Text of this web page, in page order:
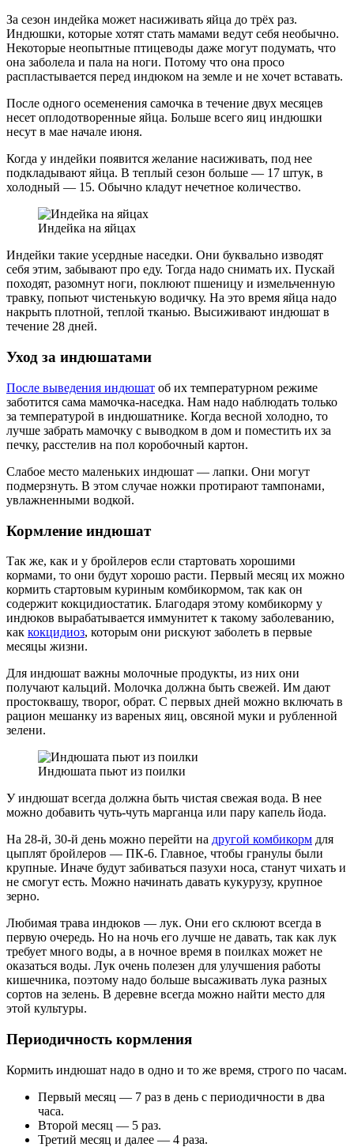
За сезон индейка может насиживать яйца до трёх раз.
Индюшки, которые хотят стать мамами ведут себя необычно.
Некоторые неопытные птицеводы даже могут подумать, что
она заболела и пала на ноги. Потому что она просо
распластывается перед индюком на земле и не хочет вставать.
После одного осеменения самочка в течение двух месяцев
несет оплодотворенные яйца. Больше всего яиц индюшки
несут в мае начале июня.
Когда у индейки появится желание насиживать, под нее
подкладывают яйца. В теплый сезон больше — 17 штук, в
холодный — 15. Обычно кладут нечетное количество.
Индейка на яйцах
Индейки такие усердные наседки. Они буквально изводят
себя этим, забывают про еду. Тогда надо снимать их. Пускай
походят, разомнут ноги, поклюют пшеницу и измельченную
травку, попьют чистенькую водичку. На это время яйца надо
накрыть плотной, теплой тканью. Высиживают индюшат в
течение 28 дней.
Уход за индюшатами
После выведения индюшат об их температурном режиме
заботится сама мамочка-наседка. Нам надо наблюдать только
за температурой в индюшатнике. Когда весной холодно, то
лучше забрать мамочку с выводком в дом и поместить их за
печку, расстелив на пол коробочный картон.
Слабое место маленьких индюшат — лапки. Они могут
подмерзнуть. В этом случае ножки протирают тампонами,
увлажненными водкой.
Кормление индюшат
Так же, как и у бройлеров если стартовать хорошими
кормами, то они будут хорошо расти. Первый месяц их можно
кормить стартовым куриным комбикормом, так как он
содержит кокцидиостатик. Благодаря этому комбикорму у
индюков вырабатывается иммунитет к такому заболеванию,
как кокцидиоз, которым они рискуют заболеть в первые
месяцы жизни.
Для индюшат важны молочные продукты, из них они
получают кальций. Молочка должна быть свежей. Им дают
простоквашу, творог, обрат. С первых дней можно включать в
рацион мешанку из вареных яиц, овсяной муки и рубленной
зелени.
Индюшата пьют из поилки
У индюшат всегда должна быть чистая свежая вода. В нее
можно добавить чуть-чуть марганца или пару капель йода.
На 28-й, 30-й день можно перейти на другой комбикорм для
цыплят бройлеров — ПК-6. Главное, чтобы гранулы были
крупные. Иначе будут забиваться пазухи носа, станут чихать и
не смогут есть. Можно начинать давать кукурузу, крупное
зерно.
Любимая трава индюков — лук. Они его склюют всегда в
первую очередь. Но на ночь его лучше не давать, так как лук
требует много воды, а в ночное время в поилках может не
оказаться воды. Лук очень полезен для улучшения работы
кишечника, поэтому надо больше высаживать лука разных
сортов на зелень. В деревне всегда можно найти место для
этой культуры.
Периодичность кормления
Кормить индюшат надо в одно и то же время, строго по часам.
Первый месяц — 7 раз в день с периодичности в два
часа.
Второй месяц — 5 раз.
Третий месяц и далее — 4 раза.